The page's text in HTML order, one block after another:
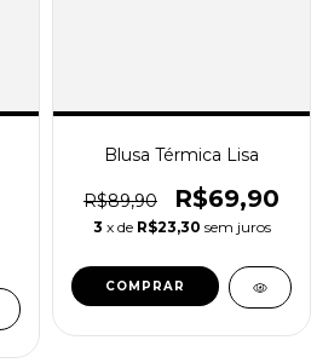
Blusa Térmica Lisa
R$89,90 R$69,90
3 x de R$23,30 sem juros
COMPRAR